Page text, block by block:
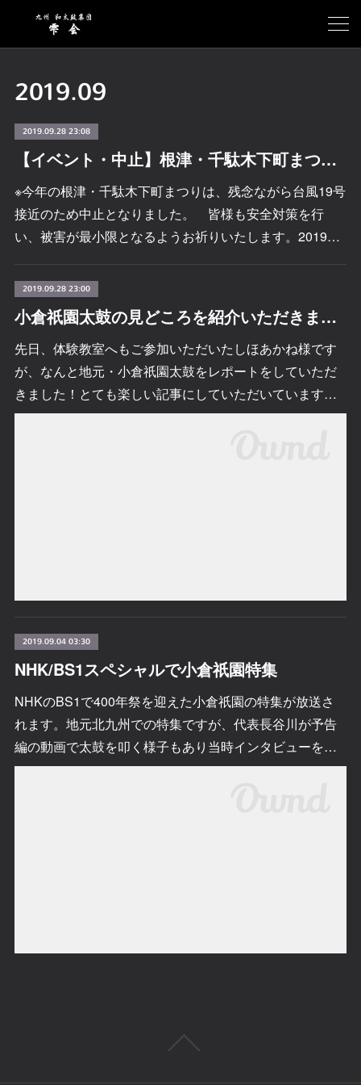
2019.09
2019.09.28 23:08
【イベント・中止】根津・千駄木下町まつりへ参加致します！
※今年の根津・千駄木下町まつりは、残念ながら台風19号
接近のため中止となりました。 皆様も安全対策を行
い、被害が最小限となるようお祈りいたします。2019…
2019.09.28 23:00
小倉祇園太鼓の見どころを紹介いただきました！
先日、体験教室へもご参加いただいたしほあかね様です
が、なんと地元・小倉祇園太鼓をレポートをしていただ
きました！とても楽しい記事にしていただいています…
2019.09.04 03:30
NHK/BS1スペシャルで小倉祇園特集
NHKのBS1で400年祭を迎えた小倉祇園の特集が放送さ
れます。地元北九州での特集ですが、代表長谷川が予告
編の動画で太鼓を叩く様子もあり当時インタビューを…